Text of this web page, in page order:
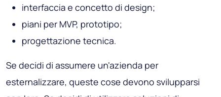
interfaccia e concetto di design;
piani per MVP, prototipo;
progettazione tecnica.
Se decidi di assumere un'azienda per
esternalizzare, queste cose devono svilupparsi